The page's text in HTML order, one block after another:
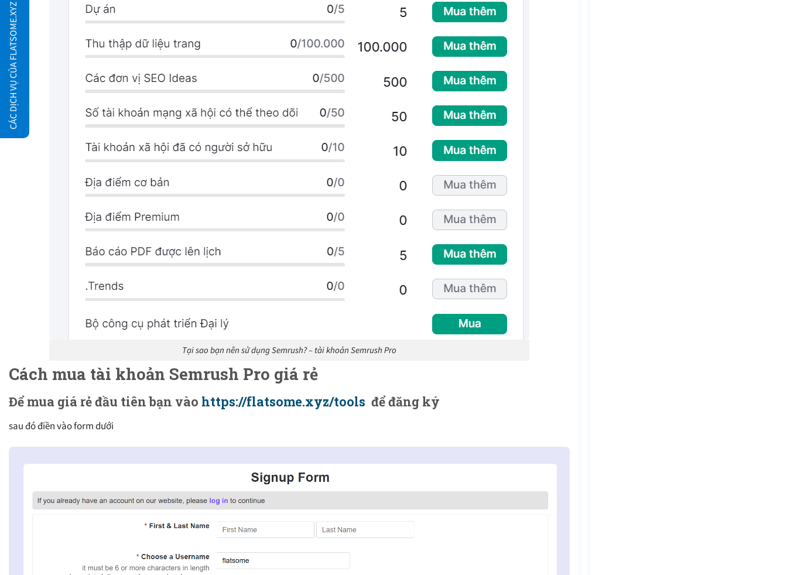
Tại sao bạn nên sử dụng Semrush? – tài khoản Semrush Pro
Cách mua tài khoản Semrush Pro giá rẻ
Để mua giá rẻ đầu tiên bạn vào https://flatsome.xyz/tools để đăng ký
sau đó điền vào form dưới
CÁC DỊCH VỤ CỦA FLATSOME.XYZ